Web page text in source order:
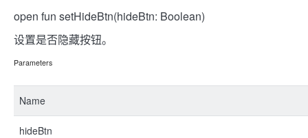
open fun setHideBtn(hideBtn: Boolean)
设置是否隐藏按钮。
Parameters
Name
hideBtn